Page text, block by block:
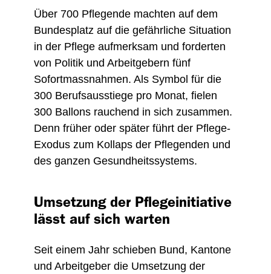
Über 700 Pflegende machten auf dem
Bundesplatz auf die gefährliche Situation
in der Pflege aufmerksam und forderten
von Politik und Arbeitgebern fünf
Sofortmassnahmen. Als Symbol für die
300 Berufsausstiege pro Monat, fielen
300 Ballons rauchend in sich zusammen.
Denn früher oder später führt der Pflege-
Exodus zum Kollaps der Pflegenden und
des ganzen Gesundheitssystems.
Umsetzung der Pflegeinitiative
lässt auf sich warten
Seit einem Jahr schieben Bund, Kantone
und Arbeitgeber die Umsetzung der